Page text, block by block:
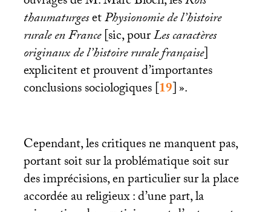
thaumaturgesetPhysionomie de l’histoire
rurale en France[sic, pourLes caractères
originaux de l’histoire rurale française]
explicitent et prouvent d’importantes
conclusions sociologiques[19]».
Cependant, les critiques ne manquent pas,
portant soit sur la problématique soit sur
des imprécisions, en particulier sur la place
accordée au religieux : d’une part, la